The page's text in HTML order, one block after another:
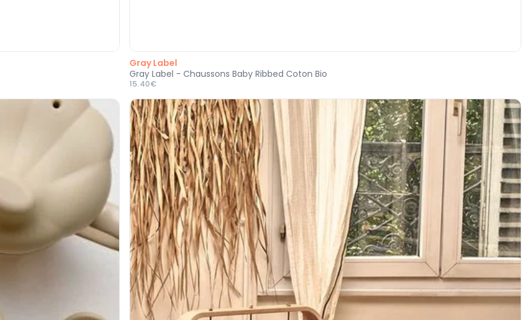
Gray Label
Gray Label - Chaussons Baby Ribbed Coton Bio
15.40€